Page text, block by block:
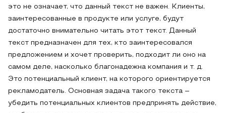
это не означает, что данный текст не важен. Клиенты,
заинтересованные в продукте или услуге, будут
достаточно внимательно читать этот текст. Данный
текст предназначен для тех, кто заинтересовался
предложением и хочет проверить, подходит ли оно на
самом деле, насколько благонадежна компания и т. д.
Это потенциальный клиент, на которого ориентируется
рекламодатель. Основная задача такого текста –
убедить потенциальных клиентов предпринять действие,